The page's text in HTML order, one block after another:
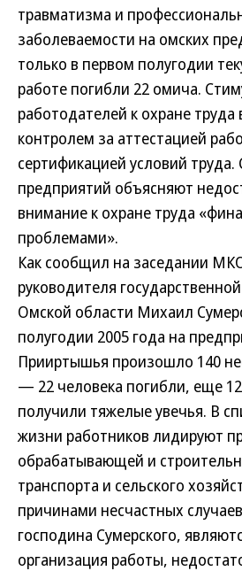
травматизма и
заболеваемости на омских
только в первом полугодии
работе погибли 22 омича.
работодателей к охране
контролем за аттестацией
сертификацией условий
предприятий объясняют
внимание к охране труда
проблемами».
Как сообщил на заседании
руководителя
Омской области Михаил
полугодии 2005 года на
Прииртышья произошло 140
— 22 человека погибли, еще
получили тяжелые увечья. В
жизни работников лидируют
обрабатывающей и
транспорта и сельского
причинами несчастных
господина Сумерского,
организация работы,